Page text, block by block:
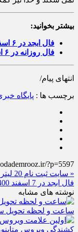
بیشتر بخوانید:
فال ابجد در ۶ اسفند ۱۴۰۰
فال روزانه در ۶ اسفند ۱۴۰۰
انتهای پیام/
برچسب ها : پایگاه
?p=5597
« سایت ثبت نام 20 لیتر یارانه بنزین 1401 + نحوه فروش سهمیه
فال ابجد در 7 اسفند 1400 »
نوشته های مشابه
ساعت و لحظه تحویل سال ۱۴۰۴ /تقویم جدید و